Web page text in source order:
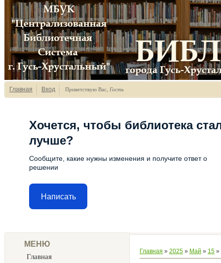
Главная Вход Приветствую Вас Гость
Хочется, чтобы библиотека
лучше?
Сообщите, какие нужны изменения и получите ответ о
решении
Написать
МЕНЮ
Главная
Главная » 2025 » Май » 15 »